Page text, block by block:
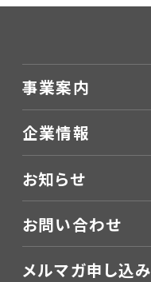
事業案内
企業情報
お知らせ
お問い合わせ
メルマガ申し込み